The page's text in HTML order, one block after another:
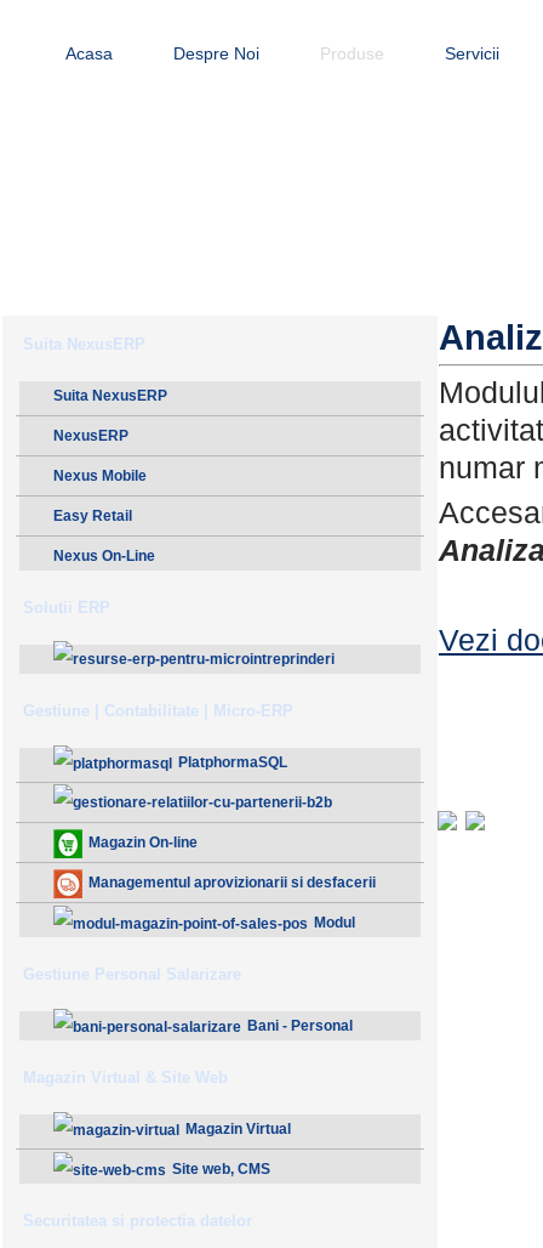
Acasa Despre Noi Produse Servicii
Suita NexusERP
Suita NexusERP
NexusERP
Nexus Mobile
Easy Retail
Nexus On-Line
Solutii ERP
Gestiune | Contabilitate | Micro-ERP
PlatphormaSQL
Gestionare Relatiilor cu Partenerii (B2B)
Magazin On-line
Managementul aprovizionarii si desfacerii
Modul
Gestiune Personal Salarizare
Bani - Personal
Magazin Virtual & Site Web
Magazin Virtual
Site web, CMS
Securitatea si protectia datelor
numar
Vezi